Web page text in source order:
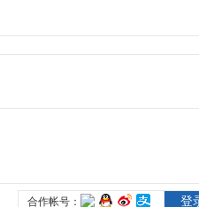
（四） 尼泊尔
《经典人文地理》